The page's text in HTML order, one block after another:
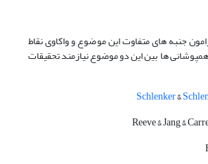
جنبه های متفاوت این موضوع و واکاوی نقاط
ها بین این دو موضوع نیازمند تحقیقات
Schlenker&